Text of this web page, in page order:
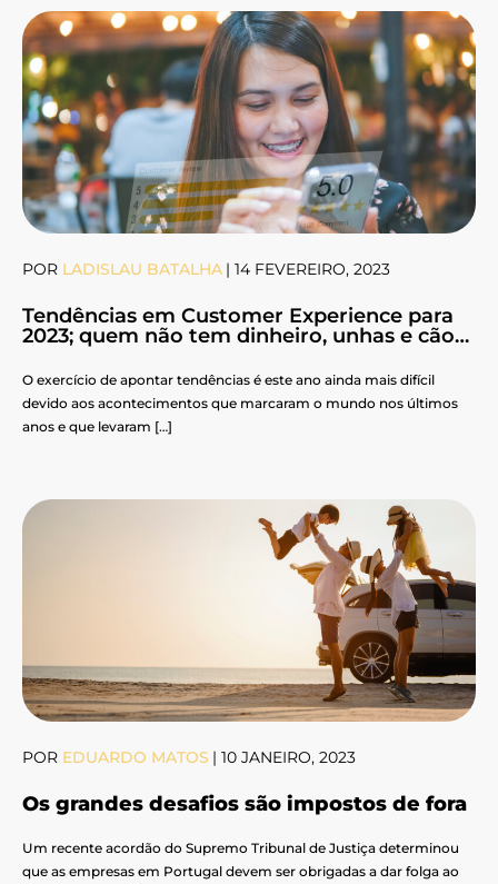
POR LADISLAU BATALHA | 14 FEVEREIRO, 2023
Tendências em Customer Experience para
2023; quem não tem dinheiro, unhas e cão…
O exercício de apontar tendências é este ano ainda mais difícil
devido aos acontecimentos que marcaram o mundo nos últimos
anos e que levaram […]
POR EDUARDO MATOS | 10 JANEIRO, 2023
Os grandes desafios são impostos de fora
Um recente acordão do Supremo Tribunal de Justiça determinou
que as empresas em Portugal devem ser obrigadas a dar folga ao